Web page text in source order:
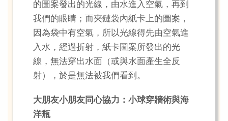
的圖案發出的光線，由水進入空氣，再到
我們的眼睛；而夾鏈袋內紙卡上的圖案，
因為袋中有空氣，所以光線得先由空氣進
入水，經過折射，紙卡圖案所發出的光
線，無法穿出水面（或與水面產生全反
射），於是無法被我們看到。
大朋友小朋友同心協力：小球穿牆術與海
洋瓶